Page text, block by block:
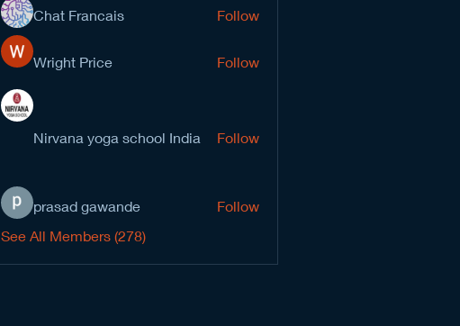
Chat Francais Follow
Wright Price Follow
Nirvana yoga school India Follow
prasad gawande
Follow
See All Members (278)